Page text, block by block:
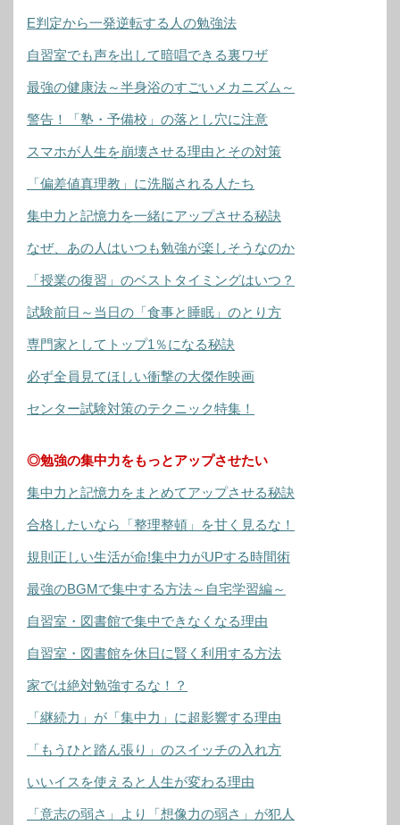
E判定から一発逆転する人の勉強法
自習室でも声を出して暗唱できる裏ワザ
最強の健康法～半身浴のすごいメカニズム～
警告！「塾・予備校」の落とし穴に注意
スマホが人生を崩壊させる理由とその対策
「偏差値真理教」に洗脳される人たち
集中力と記憶力を一緒にアップさせる秘訣
なぜ、あの人はいつも勉強が楽しそうなのか
「授業の復習」のベストタイミングはいつ？
試験前日～当日の「食事と睡眠」のとり方
専門家としてトップ1％になる秘訣
必ず全員見てほしい衝撃の大傑作映画
センター試験対策のテクニック特集！
◎勉強の集中力をもっとアップさせたい
集中力と記憶力をまとめてアップさせる秘訣
合格したいなら「整理整頓」を甘く見るな！
規則正しい生活が命!集中力がUPする時間術
最強のBGMで集中する方法～自宅学習編～
自習室・図書館で集中できなくなる理由
自習室・図書館を休日に賢く利用する方法
家では絶対勉強するな！？
「継続力」が「集中力」に超影響する理由
「もうひと踏ん張り」のスイッチの入れ方
いいイスを使えると人生が変わる理由
「意志の弱さ」より「想像力の弱さ」が犯人